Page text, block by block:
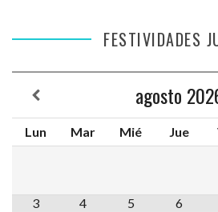
FESTIVIDADES
agosto
Lun Mar Mié Jue
3 4 5 6